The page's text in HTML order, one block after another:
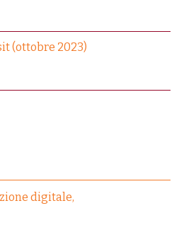
(ottobre 2023)
digitale